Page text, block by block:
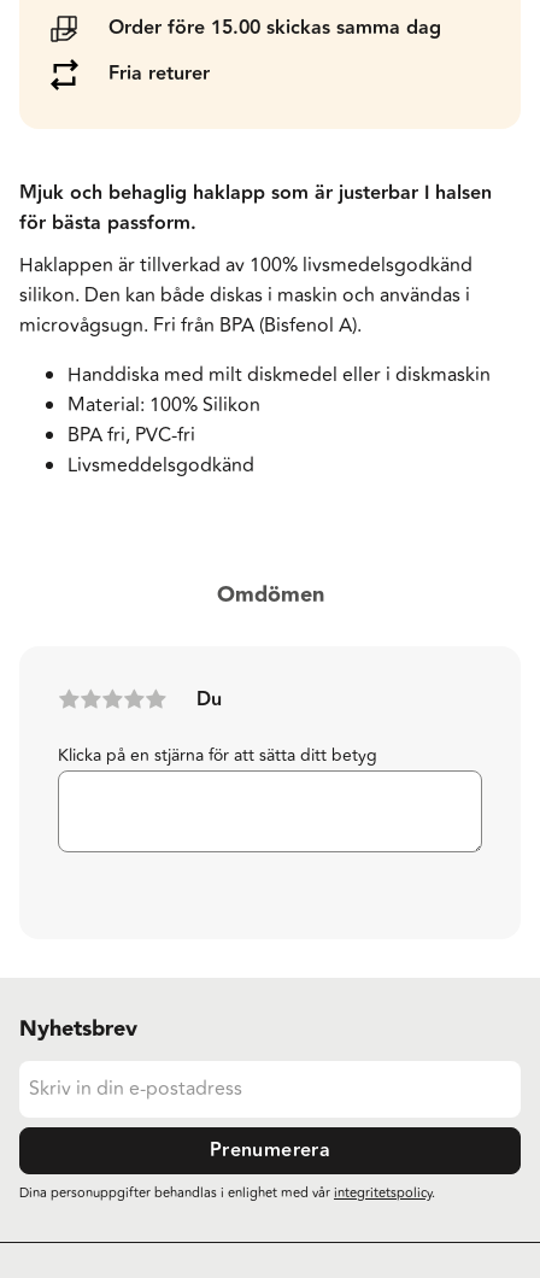
Order före 15.00 skickas samma dag
Fria returer
Mjuk och behaglig haklapp som är justerbar I halsen
för bästa passform.
Haklappen är tillverkad av 100% livsmedelsgodkänd
silikon. Den kan både diskas i maskin och användas i
microvågsugn. Fri från BPA (Bisfenol A).
Handdiska med milt diskmedel eller i diskmaskin
Material: 100% Silikon
BPA fri, PVC-fri
Livsmeddelsgodkänd
Omdömen
Du
Klicka på en stjärna för att sätta ditt betyg
Nyhetsbrev
Prenumerera
Dina personuppgifter behandlas i enlighet med vårintegritetspolicy.